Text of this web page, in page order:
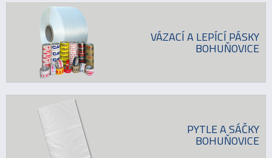
VÁZACÍ A LEPÍCÍ PÁSKY
BOHUŇOVICE
PYTLE A SÁČKY
BOHUŇOVICE